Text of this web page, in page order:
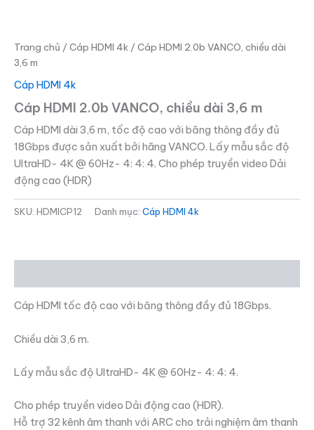
Trang chủ / Cáp HDMI 4k / Cáp HDMI 2.0b VANCO, chiều dài
3,6 m
Cáp HDMI 4k
Cáp HDMI 2.0b VANCO, chiều dài 3,6 m
Cáp HDMI dài 3,6 m, tốc độ cao với băng thông đầy đủ
18Gbps được sản xuất bởi hãng VANCO. Lấy mẫu sắc độ
UltraHD- 4K @ 60Hz- 4: 4: 4. Cho phép truyền video Dải
động cao (HDR)
SKU: HDMICP12 Danh mục: Cáp HDMI 4k
Cáp HDMI tốc độ cao với băng thông đầy đủ 18Gbps.
Chiều dài 3,6 m.
Lấy mẫu sắc độ UltraHD- 4K @ 60Hz- 4: 4: 4.
Cho phép truyền video Dải động cao (HDR).
Hỗ trợ 32 kênh âm thanh với ARC cho trải nghiệm âm thanh